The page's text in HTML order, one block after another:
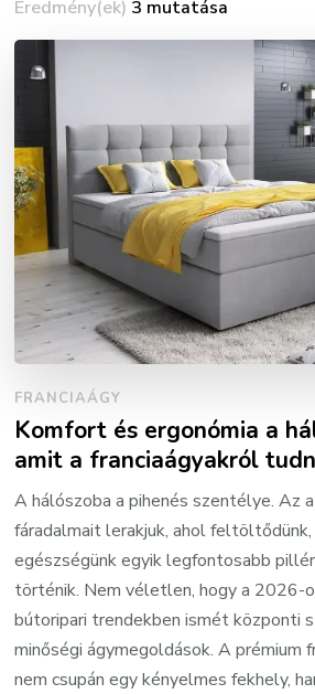
Eredmény(ek) 3 mutatása
FRANCIAÁGY
Komfort és ergonómia a
amit a franciaágyakról
A hálószoba a pihenés szentélye. Az
fáradalmait lerakjuk, ahol feltöltődünk,
egészségünk egyik legfontosabb
történik. Nem véletlen, hogy a 2026-
bútoripari trendekben ismét központi
minőségi ágymegoldások. A prémium
nem csupán egy kényelmes fekhely,